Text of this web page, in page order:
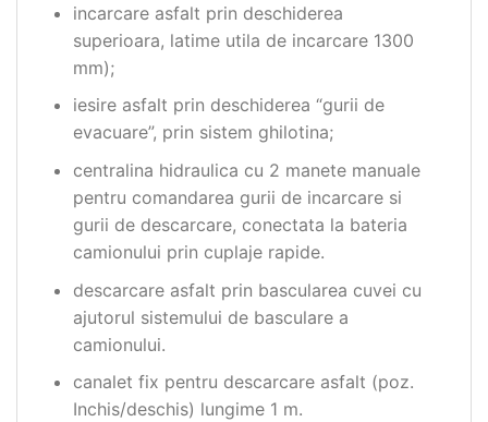
incarcare asfalt prin deschiderea
superioara, latime utila de incarcare 1300
mm);
iesire asfalt prin deschiderea “gurii de
evacuare”, prin sistem ghilotina;
centralina hidraulica cu 2 manete manuale
pentru comandarea gurii de incarcare si
gurii de descarcare, conectata la bateria
camionului prin cuplaje rapide.
descarcare asfalt prin bascularea cuvei cu
ajutorul sistemului de basculare a
camionului.
canalet fix pentru descarcare asfalt (poz.
Inchis/deschis) lungime 1 m.